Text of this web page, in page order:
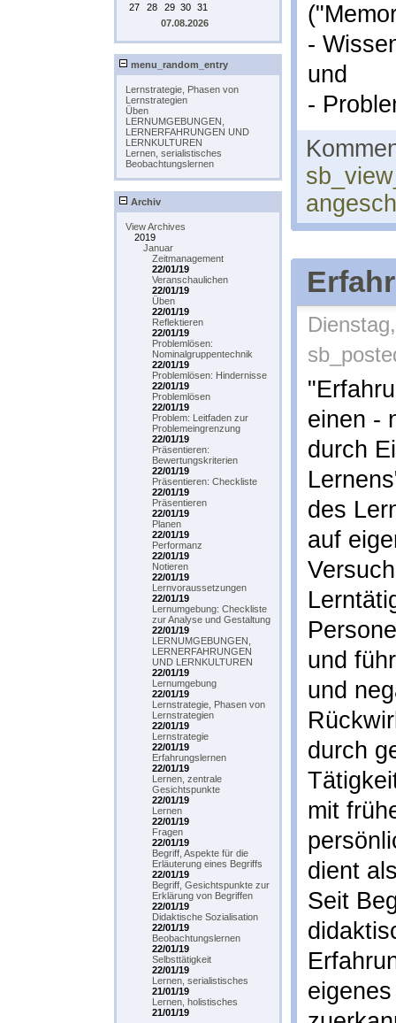
27
28 29 30 31
07.08.2026
menu_random_entry
Lernstrategie, Phasen von
Lernstrategien
Üben
LERNUMGEBUNGEN,
LERNERFAHRUNGEN UND
LERNKULTUREN
Lernen, serialistisches
Beobachtungslernen
Archiv
View Archives
2019
Januar
Zeitmanagement
22/01/19
Veranschaulichen
22/01/19
Üben
22/01/19
Reflektieren
22/01/19
Problemlösen:
Nominalgruppentechnik
22/01/19
Problemlösen: Hindernisse
22/01/19
Problemlösen
22/01/19
Problem: Leitfaden zur
Problemeingrenzung
22/01/19
Präsentieren:
Bewertungskriterien
22/01/19
Präsentieren: Checkliste
22/01/19
Präsentieren
22/01/19
Planen
22/01/19
Performanz
22/01/19
Notieren
22/01/19
Lernvoraussetzungen
22/01/19
Lernumgebung: Checkliste
zur Analyse und Gestaltung
22/01/19
LERNUMGEBUNGEN,
LERNERFAHRUNGEN
UND LERNKULTUREN
22/01/19
Lernumgebung
22/01/19
Lernstrategie, Phasen von
Lernstrategien
22/01/19
Lernstrategie
22/01/19
Erfahrungslernen
22/01/19
Lernen, zentrale
Gesichtspunkte
22/01/19
Lernen
22/01/19
Fragen
22/01/19
Begriff, Aspekte für die
Erläuterung eines Begriffs
22/01/19
Begriff, Gesichtspunkte zur
Erklärung von Begriffen
22/01/19
Didaktische Sozialisation
22/01/19
Beobachtungslernen
22/01/19
Selbsttätigkeit
22/01/19
Lernen, serialistisches
21/01/19
Lernen, holistisches
21/01/19
-
und
-
einen -
durch
des
auf
und
und
durch
mit
dient
Seit